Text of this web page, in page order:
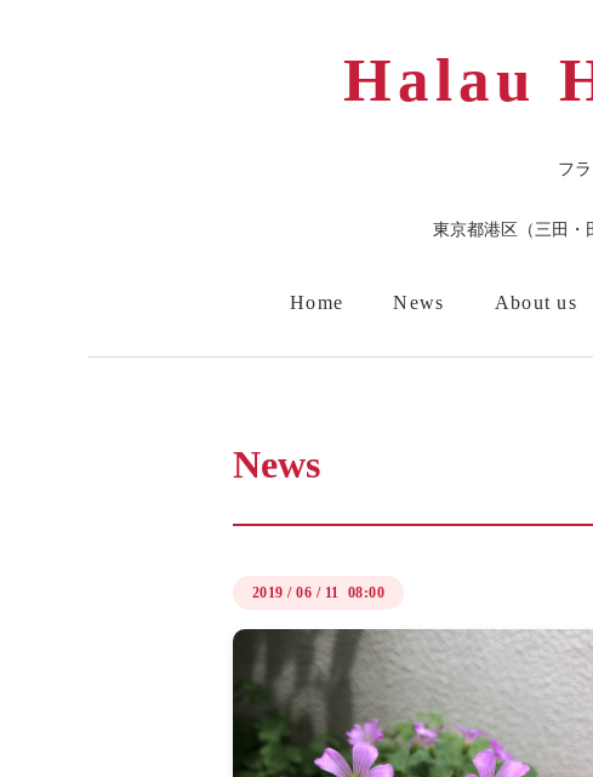
Halau
フ
東京都港区（三田・
Home News About us
News
2019 /06 / 11 08:00